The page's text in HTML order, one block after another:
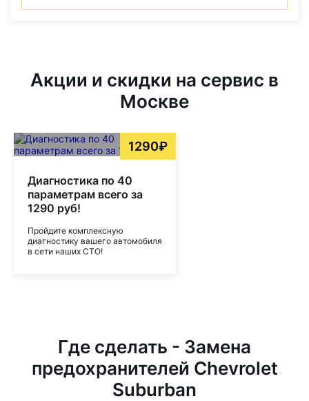
Акции и скидки на сервис в
Москве
1290₽
Диагностика по 40
параметрам всего за
1290 руб!
Пройдите комплексную
диагностику вашего автомобиля
в сети наших СТО!
Где сделать - Замена
предохранителей Chevrolet
Suburban